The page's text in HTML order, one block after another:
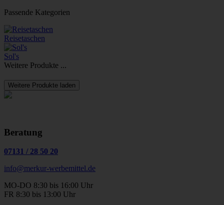
Passende Kategorien
Reisetaschen
Sol's
Weitere Produkte ...
Weitere Produkte laden
Beratung
07131 / 28 50 20
info@merkur-werbemittel.de
MO-DO 8:30 bis 16:00 Uhr
FR 8:30 bis 13:00 Uhr